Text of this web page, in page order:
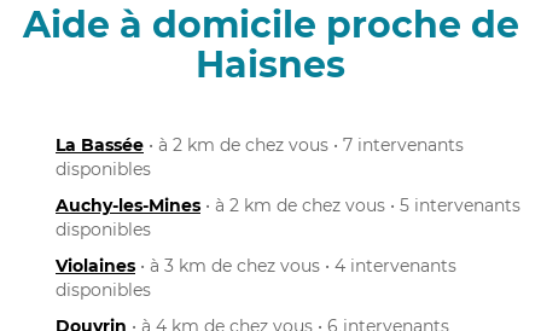
Aide à domicile proche de
Haisnes
La Bassée • à 2 km de chez vous • 7 intervenants
disponibles
Auchy-les-Mines • à 2 km de chez vous • 5 intervenants
disponibles
Violaines • à 3 km de chez vous • 4 intervenants
disponibles
Douvrin • à 4 km de chez vous • 6 intervenants